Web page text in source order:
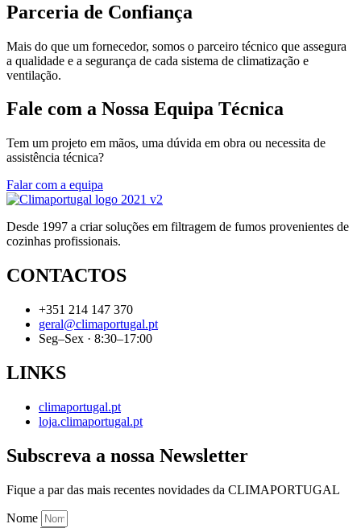
Parceria de Confiança
Mais do que um fornecedor, somos o parceiro técnico que assegura
a qualidade e a segurança de cada sistema de climatização e
ventilação.
Fale com a Nossa Equipa Técnica
Tem um projeto em mãos, uma dúvida em obra ou necessita de
assistência técnica?
Falar com a equipa
Desde 1997 a criar soluções em filtragem de fumos provenientes de
cozinhas profissionais.
CONTACTOS
+351 214 147 370
geral@climaportugal.pt
Seg–Sex · 8:30–17:00
LINKS
climaportugal.pt
loja.climaportugal.pt
Subscreva a nossa Newsletter
Fique a par das mais recentes novidades da CLIMAPORTUGAL
Nome